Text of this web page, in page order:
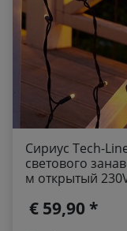
Сириус Tech-
светового
м открытый
€ 59,90 *